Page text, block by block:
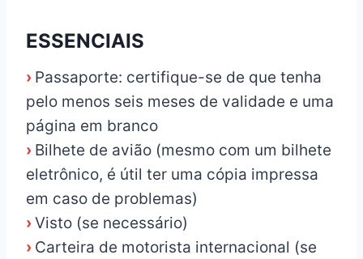
ESSENCIAIS
› Passaporte: certifique-se de que tenha
pelo menos seis meses de validade e uma
página em branco
› Bilhete de avião (mesmo com um bilhete
eletrônico, é útil ter uma cópia impressa
em caso de problemas)
›Visto (se necessário)
› Carteira de motorista internacional (se